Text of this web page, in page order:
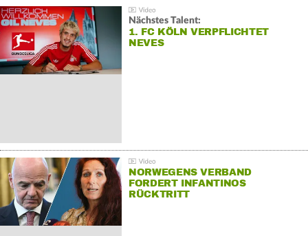
Nächstes Talent:
1. FC KÖLN VERPFLICHTET
NEVES
NORWEGENS VERBAND
FORDERT INFANTINOS
RÜCKTRITT